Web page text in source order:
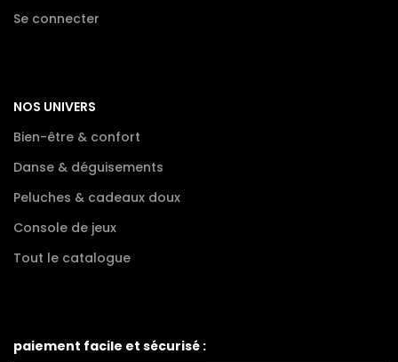
Se connecter
NOS UNIVERS
Bien-être & confort
Danse & déguisements
Peluches & cadeaux doux
Console de jeux
Tout le catalogue
paiement facile et sécurisé :